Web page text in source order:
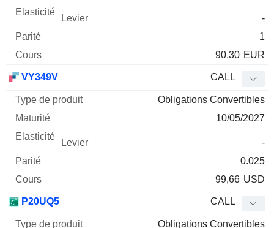
-
1
90,30 EUR
VY349V CALL
Obligations Convertibles
10/05/2027
-
0.025
99,66 USD
P20UQ5 CALL
Obligations Convertibles